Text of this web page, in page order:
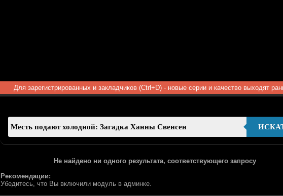
Для зарегистрированных и закладчиков (Ctrl+D) - новые серии и качество выходят
Не найдено ни одного результата, соответствующего запросу
Рекомендации:
Убедитесь, что Вы включили модуль в админке.